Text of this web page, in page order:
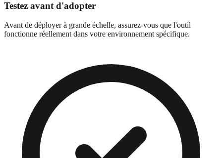
Testez avant d'adopter
Avant de déployer à grande échelle, assurez-vous que l'outil
fonctionne réellement dans votre environnement spécifique.